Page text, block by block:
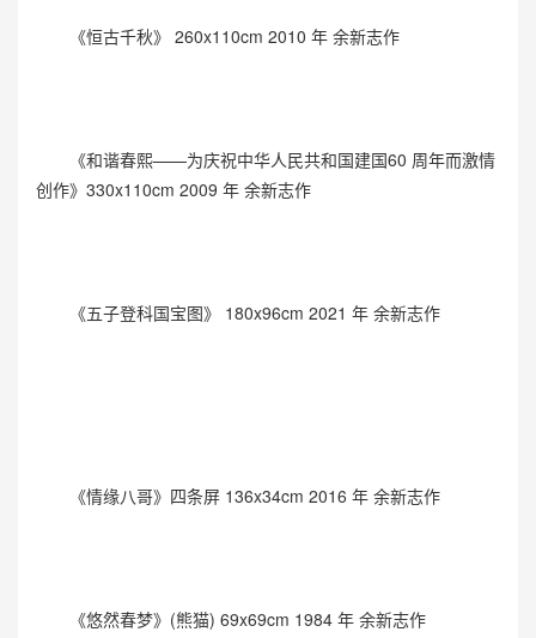
《恒古千秋》 260x110cm 2010 年 余新志作
《和谐春熙——为庆祝中华人民共和国建国60 周年而激情
创作》330x110cm 2009 年 余新志作
《五子登科国宝图》 180x96cm 2021 年 余新志作
《情缘八哥》四条屏 136x34cm 2016 年 余新志作
《悠然春梦》(熊猫) 69x69cm 1984 年 余新志作